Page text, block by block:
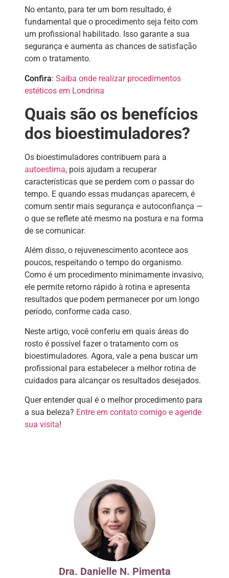
No entanto, para ter um bom resultado, é
fundamental que o procedimento seja feito com
um profissional habilitado. Isso garante a sua
segurança e aumenta as chances de satisfação
com o tratamento.
Confira: Saiba onde realizar procedimentos
estéticos em Londrina
Quais são os benefícios
dos bioestimuladores?
Os bioestimuladores contribuem para a
autoestima, pois ajudam a recuperar
características que se perdem com o passar do
tempo. E quando essas mudanças aparecem, é
comum sentir mais segurança e autoconfiança —
o que se reflete até mesmo na postura e na forma
de se comunicar.
Além disso, o rejuvenescimento acontece aos
poucos, respeitando o tempo do organismo.
Como é um procedimento minimamente invasivo,
ele permite retorno rápido à rotina e apresenta
resultados que podem permanecer por um longo
período, conforme cada caso.
Neste artigo, você conferiu em quais áreas do
rosto é possível fazer o tratamento com os
bioestimuladores. Agora, vale a pena buscar um
profissional para estabelecer a melhor rotina de
cuidados para alcançar os resultados desejados.
Quer entender qual é o melhor procedimento para
a sua beleza? Entre em contato comigo e agende
sua visita!
Dra. Danielle N. Pimenta